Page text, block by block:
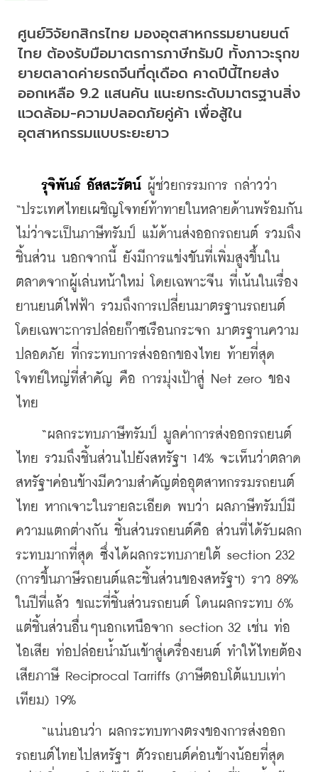
ศูนย์วิจัยกสิกรไทย มองอุตสาหกรรมยานยนต์
ไทย ต้องรับมือมาตรการภาษีทรัมป์ ทั้งภาวะรุกข
ยายตลาดค่ายรถจีนที่ดุเดือด คาดปีนี้ไทยส่ง
ออกเหลือ 9.2 แสนคัน แนะยกระดับมาตรฐานสิ่ง
แวดล้อม-ความปลอดภัยคู่ค้า เพื่อสู้ใน
อุตสาหกรรมแบบระยะยาว
รุจิพันธ์ อัสสะรัตน์ ผู้ช่วยกรรมการ กล่าวว่า
“ประเทศไทยเผชิญโจทย์ท้าทายในหลายด้านพร้อมกัน
ไม่ว่าจะเป็นภาษีทรัมป์ แม้ด้านส่งออกรถยนต์ รวมถึง
ชิ้นส่วน นอกจากนี้ ยังมีการแข่งขันที่เพิ่มสูงขึ้นใน
ตลาดจากผู้เล่นหน้าใหม่ โดยเฉพาะจีน ที่เน้นในเรื่อง
ยานยนต์ไฟฟ้า รวมถึงการเปลี่ยนมาตรฐานรถยนต์
โดยเฉพาะการปล่อยก๊าซเรือนกระจก มาตรฐานความ
ปลอดภัย ที่กระทบการส่งออกของไทย ท้ายที่สุด
โจทย์ใหญ่ที่สำคัญ คือ การมุ่งเป้าสู่ Net zero ของ
ไทย
“ผลกระทบภาษีทรัมป์ มูลค่าการส่งออกรถยนต์
ไทย รวมถึงชิ้นส่วนไปยังสหรัฐฯ 14% จะเห็นว่าตลาด
สหรัฐฯค่อนข้างมีความสำคัญต่ออุตสาหกรรมรถยนต์
ไทย หากเจาะในรายละเอียด พบว่า ผลภาษีทรัมป์มี
ความแตกต่างกัน ชิ้นส่วนรถยนต์คือ ส่วนที่ได้รับผลก
ระทบมากที่สุด ซึ่งได้ผลกระทบภายใต้ section 232
(การขึ้นภาษีรถยนต์และชิ้นส่วนของสหรัฐฯ) ราว 89%
ในปีที่แล้ว ขณะที่ชิ้นส่วนรถยนต์ โดนผลกระทบ 6%
แต่ชิ้นส่วนอื่นๆนอกเหนือจาก section 32 เช่น ท่อ
ไอเสีย ท่อปล่อยน้ำมันเข้าสู่เครื่องยนต์ ทำให้ไทยต้อง
เสียภาษี Reciprocal Tarriffs (ภาษีตอบโต้แบบเท่า
เทียม) 19%
“แน่นอนว่า ผลกระทบทางตรงของการส่งออก
รถยนต์ไทยไปสหรัฐฯ ตัวรถยนต์ค่อนข้างน้อยที่สุด